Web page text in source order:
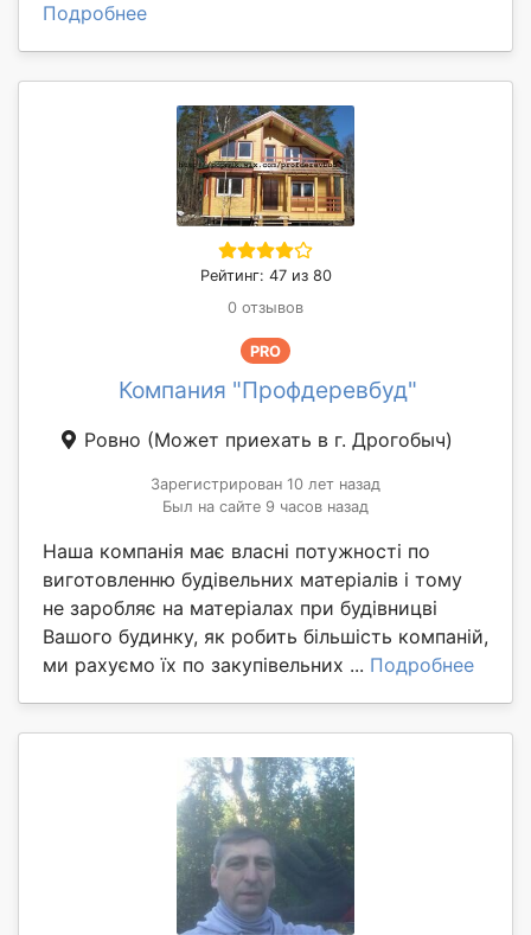
Подробнее
Рейтинг: 47 из 80
0 отзывов
PRO
Компания "Профдеревбуд"
Ровно (Может приехать в г. Дрогобыч)
Зарегистрирован 10 лет назад
Был на сайте 9 часов назад
Наша компанія має власні потужності по
виготовленню будівельних матеріалів і тому
не заробляє на матеріалах при будівницві
Вашого будинку, як робить більшість компаній,
ми рахуємо їх по закупівельних ... Подробнее